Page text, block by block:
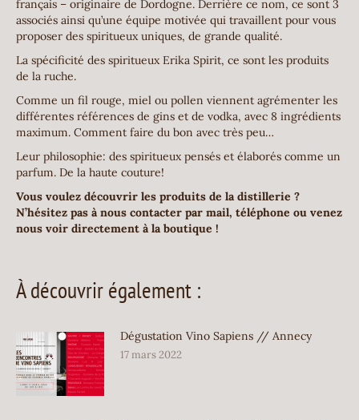
français – originaire de Dordogne. Derrière ce nom, ce sont 3
associés ainsi qu’une équipe motivée qui travaillent pour vous
proposer des spiritueux uniques, de grande qualité.
La spécificité des spiritueux Erika Spirit, ce sont les produits
de la ruche.
Comme un fil rouge, miel ou pollen viennent agrémenter les
différentes références de gins et de vodka, avec 8 ingrédients
maximum. Comment faire du bon avec très peu…
Leur philosophie: des spiritueux pensés et élaborés comme un
parfum. De la haute couture!
Vous voulez découvrir les produits de la distillerie ?
N’hésitez pas à nous contacter par mail, téléphone ou venez
nous voir directement à la boutique !
À découvrir également :
Dégustation Vino Sapiens // Annecy
17 mars 2022